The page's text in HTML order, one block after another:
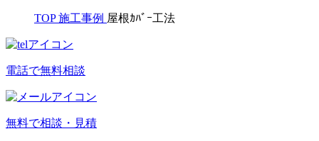
TOP 施工事例 屋根ｶﾊﾞｰ工法
電話で無料相談
無料で相談・見積